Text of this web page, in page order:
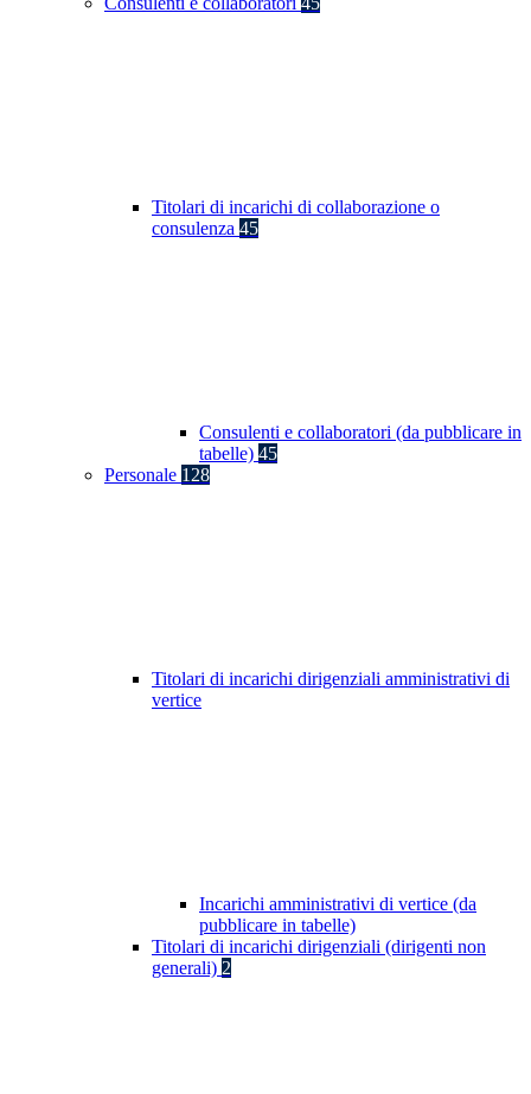
Titolari di incarichi di collaborazione o
consulenza 45
Consulenti e collaboratori (da pubblicare in
tabelle) 45
Personale 128
Titolari di incarichi dirigenziali amministrativi di
vertice
Incarichi amministrativi di vertice (da
pubblicare in tabelle)
Titolari di incarichi dirigenziali (dirigenti non
generali) 2